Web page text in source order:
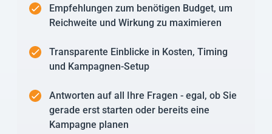
Empfehlungen zum benötigen Budget, um
Reichweite und Wirkung zu maximieren
Transparente Einblicke in Kosten, Timing
und Kampagnen-Setup
Antworten auf all Ihre Fragen - egal, ob Sie
gerade erst starten oder bereits eine
Kampagne planen